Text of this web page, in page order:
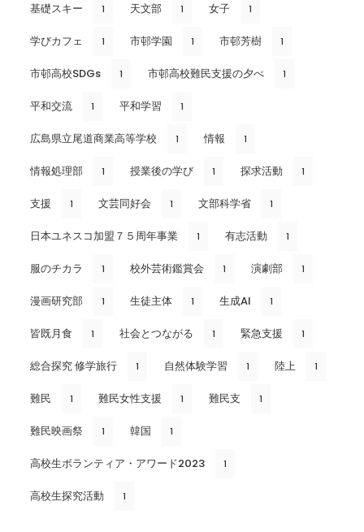
基礎スキー 1 天文部 1 女子 1
学びカフェ 1 市邨学園 1 市邨芳樹 1
市邨高校SDGs 1 市邨高校難民支援の夕べ 1
平和交流 1 平和学習 1
広島県立尾道商業高等学校 1 情報 1
情報処理部 1 授業後の学び 1 探求活動 1
支援 1 文芸同好会 1 文部科学省 1
日本ユネスコ加盟７５周年事業 1 有志活動 1
服のチカラ 1 校外芸術鑑賞会 1 演劇部 1
漫画研究部 1 生徒主体 1 生成AI 1
皆既月食 1 社会とつながる 1 緊急支援 1
総合探究 修学旅行 1 自然体験学習 1 陸上 1
難民 1 難民女性支援 1 難民支 1
難民映画祭 1 韓国 1
高校生ボランティア・アワード2023 1
高校生探究活動 1